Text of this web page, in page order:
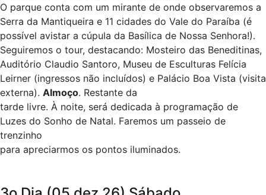
O parque conta com um mirante de onde observaremos a
Serra da Mantiqueira e 11 cidades do Vale do Paraíba (é
possível avistar a cúpula da Basílica de Nossa Senhora!).
Seguiremos o tour, destacando: Mosteiro das Beneditinas,
Auditório Claudio Santoro, Museu de Esculturas Felícia
Leirner (ingressos não incluídos) e Palácio Boa Vista (visita
externa). Almoço. Restante da
tarde livre. À noite, será dedicada à programação de
Luzes do Sonho de Natal. Faremos um passeio de
trenzinho
para apreciarmos os pontos iluminados.